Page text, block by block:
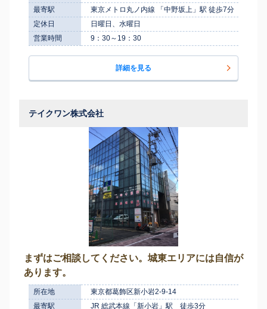
最寄駅
東京メトロ丸ノ内線 「中野坂上」駅 徒歩7分
定休日
日曜日、水曜日
営業時間
9：30～19：30
詳細を見る
テイクワン株式会社
まずはご相談してください。城東エリアには自信が
あります。
所在地
東京都葛飾区新小岩2-9-14
最寄駅
JR 総武本線「新小岩」駅 徒歩3分